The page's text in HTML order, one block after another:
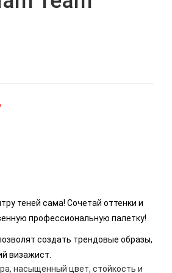
теней сама! Сочетай оттенки и
профессиональную палетку!
создать трендовые образы,
визажист.
насыщенный цвет, стойкость и